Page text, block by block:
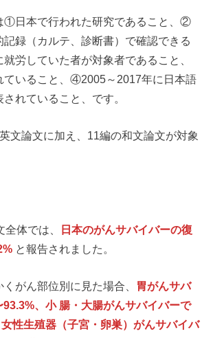
①日本で行われた研究であること、②
記録（カルテ、診断書）で確認できる
労していた者が対象者であること、
いること、④2005～2017年に日本語
れていること、です。
文論文に加え、11編の和文論文が対象
体では、
日本のがんサバイバーの復
と報告されました。
がん部位別に見た場合、 胃がんサバ
、小 腸・大腸がんサバイバーで
性生殖器（子宮・卵巣）がんサバイバ